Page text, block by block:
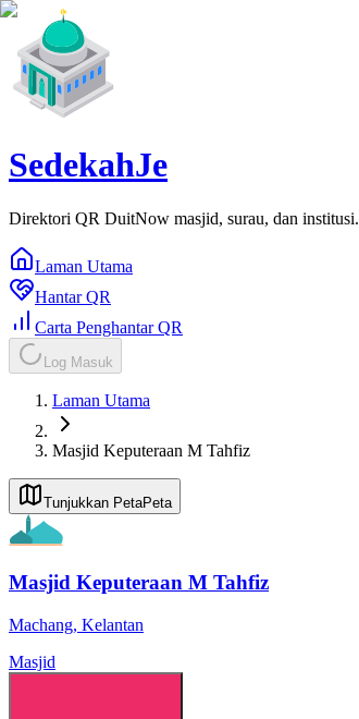
SedekahJe
Direktori QR DuitNow masjid, surau, dan institusi.
Laman Utama
Hantar QR
Carta Penghantar QR
Log Masuk
Laman Utama
Masjid Keputeraan M Tahfiz
Tunjukkan PetaPeta
Masjid Keputeraan M Tahfiz
Machang, Kelantan
Masjid